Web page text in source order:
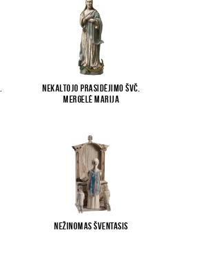
Nekaltojo Prasidėjimo Švč.
Mergelė Marija
Nežinomas šventasis